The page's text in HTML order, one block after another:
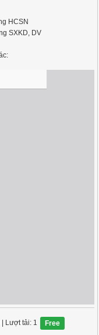
HCSN
SXKD, DV
| Lượt tải: 1 Free